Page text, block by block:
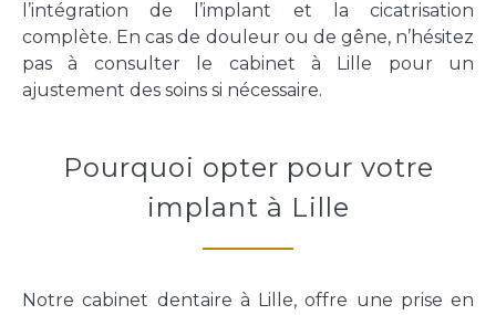
l’intégration de l’implant et la cicatrisation
complète. En cas de douleur ou de gêne, n’hésitez
pas à consulter le cabinet à Lille pour un
ajustement des soins si nécessaire.
Pourquoi opter pour votre
implant à Lille
Notre cabinet dentaire à Lille, offre une prise en